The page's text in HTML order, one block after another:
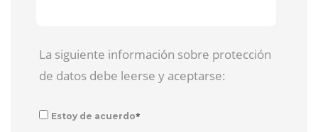
La siguiente información sobre protección
de datos debe leerse y aceptarse:
Estoy de acuerdo*